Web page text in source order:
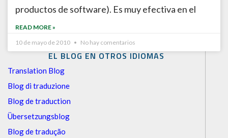
EL BLOG EN OTROS IDIOMAS
Translation Blog
Blog di traduzione
Blog de traduction
Übersetzungsblog
Blog de tradução
productos de software). Es muy efectiva en el
READ MORE »
10 de mayo de 2010
No hay comentarios